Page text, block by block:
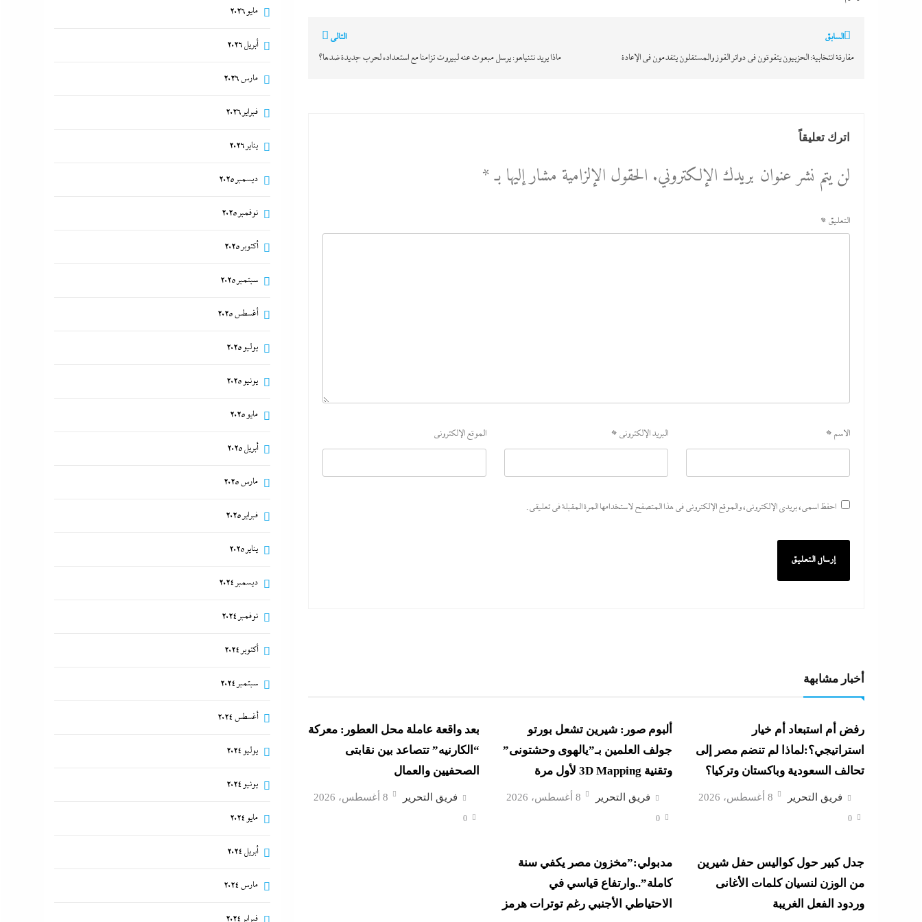
تصفّح
المقالات
السابق
مفارقة انتخابية: الحزبيون يتفوقون في دوائر الفوز والمستقلون يتقدمون في الإعادة
التالي
ماذا يريد نتنياهو: يرسل مبعوث عنه لبيروت تزامنا مع استعداده لحرب جديدة ضدها؟
اترك تعليقاً
لن يتم نشر عنوان بريدك الإلكتروني.الحقول الإلزامية مشار إليها بـ*
التعليق *
الاسم * البريد الإلكتروني * الموقع الإلكتروني
احفظ اسمي، بريدي الإلكتروني، والموقع الإلكتروني في هذا المتصفح لاستخدامها المرة المقبلة في تعليقي.
أخبار مشابهة
رفض أم استبعاد أم خيار
استراتيجي؟:لماذا لم تنضم مصر إلى
تحالف السعودية وباكستان وتركيا؟
فريق التحرير 8 أغسطس، 2026
0
ألبوم صور: شيرين تشعل بورتو
جولف العلمين بـ”يالهوى وحشتونى”
وتقنية 3D Mapping لأول مرة
فريق التحرير 8 أغسطس، 2026
0
بعد واقعة عاملة محل العطور: معركة
“الكارنيه” تتصاعد بين نقابتى
الصحفيين والعمال
فريق التحرير 8 أغسطس، 2026
0
جدل كبير حول كواليس حفل شيرين
من الوزن لنسيان كلمات الأغانى
وردود الفعل الغريبة
مدبولي:”مخزون مصر يكفي سنة
كاملة”..وارتفاع قياسي في
الاحتياطي الأجنبي رغم توترات هرمز
مايو 2026
أبريل 2026
مارس 2026
فبراير 2026
يناير 2026
ديسمبر 2025
نوفمبر 2025
أكتوبر 2025
سبتمبر 2025
أغسطس 2025
يوليو 2025
يونيو 2025
مايو 2025
أبريل 2025
مارس 2025
فبراير 2025
يناير 2025
ديسمبر 2024
نوفمبر 2024
أكتوبر 2024
سبتمبر 2024
أغسطس 2024
يوليو 2024
يونيو 2024
مايو 2024
أبريل 2024
مارس 2024
فبراير 2024